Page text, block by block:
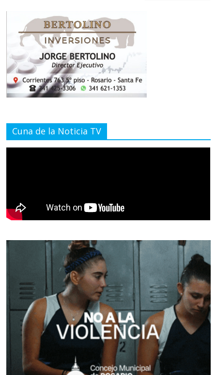
Cuna de la Noticia TV